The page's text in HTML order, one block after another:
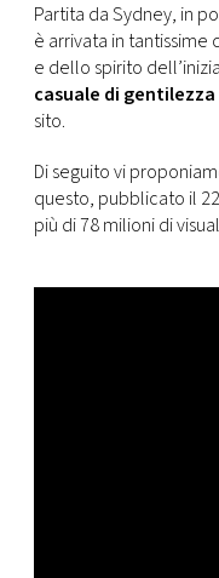
Partita da Sydney, in
è arrivata in
e dello spirito
casuale di
sito.
Di seguito vi
questo, pubblicato il
più di 78 milioni di